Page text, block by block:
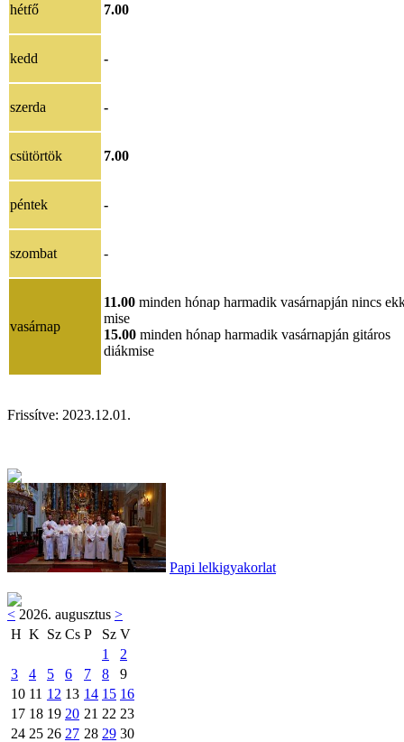
hétfő 7.00
kedd -
szerda -
csütörtök 7.00
péntek -
szombat -
vasárnap
11.00 minden hónap harmadik vasárnapján nincs
mise
15.00 minden hónap harmadik vasárnapján gitáros
diákmise
Frissítve: 2023.12.01.
Papi lelkigyakorlat
< 2026. augusztus >
H K Sz Cs P Sz V
1
2
3
4 5 6 7 8
9
10 11 12 13 14 15 16
17 18 19 20 21 22 23
24 25 26 27 28 29 30